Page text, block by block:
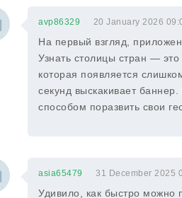
avp86329 20 January 2026
На первый взгляд,
Узнать столицы стран —
которая появляется
секунд выскакивает
способом поразвить свои
asia65479 31 December 2025
Удивило, как быстро можно